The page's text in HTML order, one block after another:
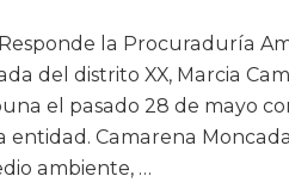
la Procuraduría
del distrito XX, Marcia
el pasado 28 de mayo
entidad. Camarena
ambiente, …